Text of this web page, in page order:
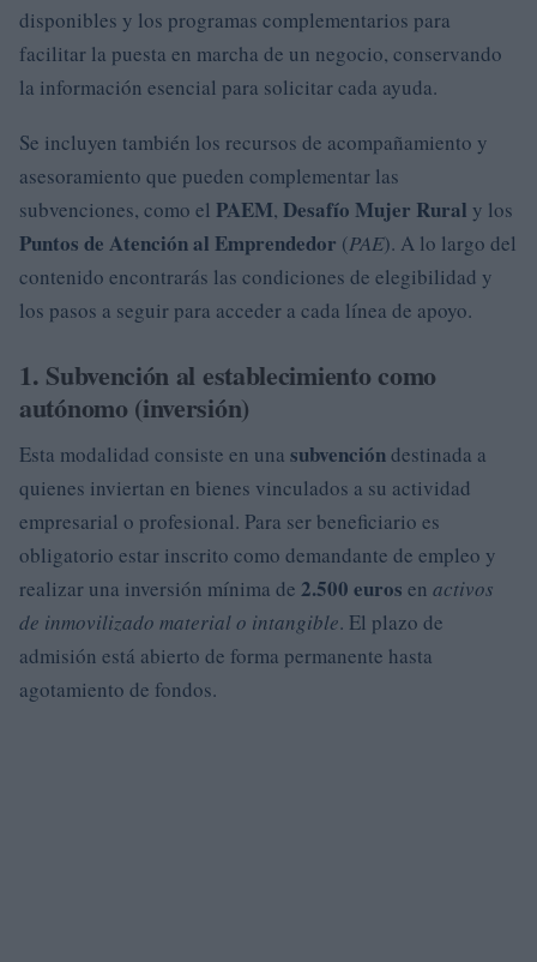
disponibles y los programas complementarios para
facilitar la puesta en marcha de un negocio, conservando
la información esencial para solicitar cada ayuda.
Se incluyen también los recursos de acompañamiento y
asesoramiento que pueden complementar las
subvenciones, como el PAEM, Desafío Mujer Rural y los
Puntos de Atención al Emprendedor (PAE). A lo largo del
contenido encontrarás las condiciones de elegibilidad y
los pasos a seguir para acceder a cada línea de apoyo.
1. Subvención al establecimiento como
autónomo (inversión)
Esta modalidad consiste en una subvencióndestinada a
quienes inviertan en bienes vinculados a su actividad
empresarial o profesional. Para ser beneficiario es
obligatorio estar inscrito como demandante de empleo y
realizar una inversión mínima de 2.500 euros en activos
de inmovilizado material o intangible. El plazo de
admisión está abierto de forma permanente hasta
agotamiento de fondos.